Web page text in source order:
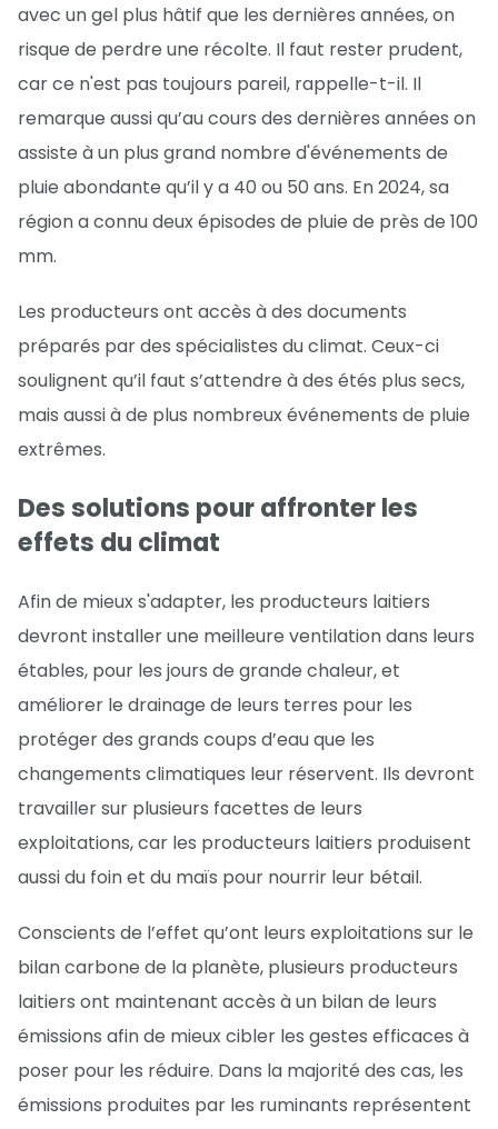
avec un gel plus hâtif que les dernières années, on
risque de perdre une récolte. Il faut rester prudent,
car ce n'est pas toujours pareil, rappelle-t-il. Il
remarque aussi qu’au cours des dernières années on
assiste à un plus grand nombre d'événements de
pluie abondante qu’il y a 40 ou 50 ans. En 2024, sa
région a connu deux épisodes de pluie de près de 100
mm.
Les producteurs ont accès à des documents
préparés par des spécialistes du climat. Ceux-ci
soulignent qu’il faut s’attendre à des étés plus secs,
mais aussi à de plus nombreux événements de pluie
extrêmes.
Des solutions pour affronter les
effets du climat
Afin de mieux s'adapter, les producteurs laitiers
devront installer une meilleure ventilation dans leurs
étables, pour les jours de grande chaleur, et
améliorer le drainage de leurs terres pour les
protéger des grands coups d’eau que les
changements climatiques leur réservent. Ils devront
travailler sur plusieurs facettes de leurs
exploitations, car les producteurs laitiers produisent
aussi du foin et du maïs pour nourrir leur bétail.
Conscients de l’effet qu’ont leurs exploitations sur le
bilan carbone de la planète, plusieurs producteurs
laitiers ont maintenant accès à un bilan de leurs
émissions afin de mieux cibler les gestes efficaces à
poser pour les réduire. Dans la majorité des cas, les
émissions produites par les ruminants représentent